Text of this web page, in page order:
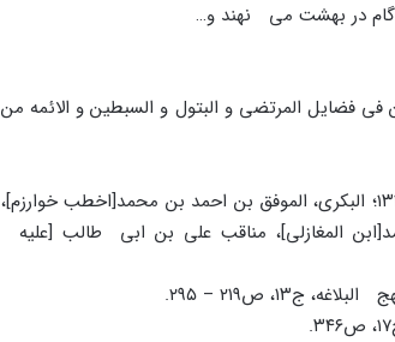
گام در بهشت مى نهند و…
فى فضایل المرتضى و البتول و السبطین و الائمه من
. الهیثمى، نورالدین على بن ابى بکر، مجمع الزّوائد، ج۹، ص۱۳۱؛ البکرى، الموفق بن احمد بن محمد[اخطب خوارزم]،
محمدبن محمد[ابن المغازلى]، مناقب على بن ابى طالب [علیه
ص۲۱۹ – ۲۹۵.